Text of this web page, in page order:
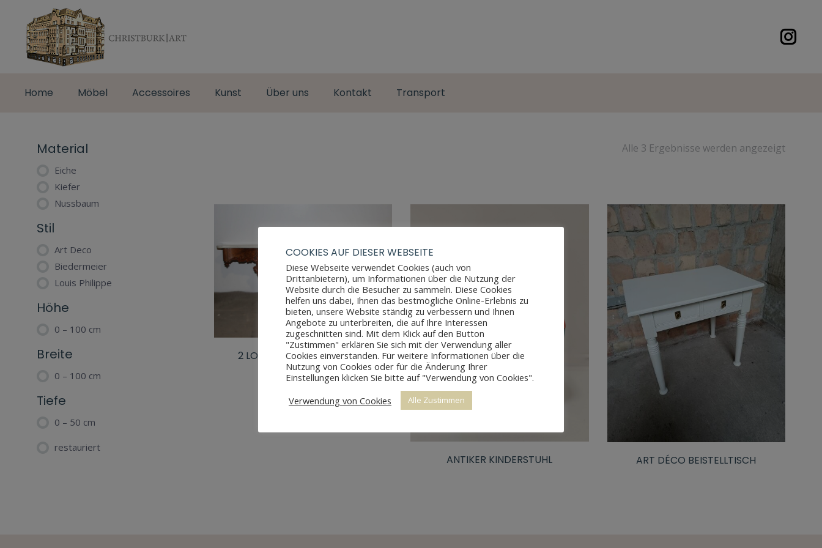
Home Möbel Accessoires Kunst Über uns Kontakt Transport
Alle 3 Ergebnisse werden angezeigt
2 LOUIS PHILIPPE KONSOLEN
ANTIKER KINDERSTUHL ART DÉCO BEISTELLTISCH
Material
Eiche
Kiefer
Nussbaum
Stil
Art Deco
Biedermeier
Louis Philippe
Höhe
0 – 100 cm
Breite
0 – 100 cm
Tiefe
0 – 50 cm
restauriert
COOKIES AUF DIESER WEBSEITE
Diese Webseite verwendet Cookies (auch von
Drittanbietern), um Informationen über die Nutzung der
Website durch die Besucher zu sammeln. Diese Cookies
helfen uns dabei, Ihnen das bestmögliche Online-Erlebnis zu
bieten, unsere Website ständig zu verbessern und Ihnen
Angebote zu unterbreiten, die auf Ihre Interessen
zugeschnitten sind. Mit dem Klick auf den Button
"Zustimmen" erklären Sie sich mit der Verwendung aller
Cookies einverstanden. Für weitere Informationen über die
Nutzung von Cookies oder für die Änderung Ihrer
Einstellungen klicken Sie bitte auf "Verwendung von Cookies".
Verwendung von Cookies
Alle Zustimmen